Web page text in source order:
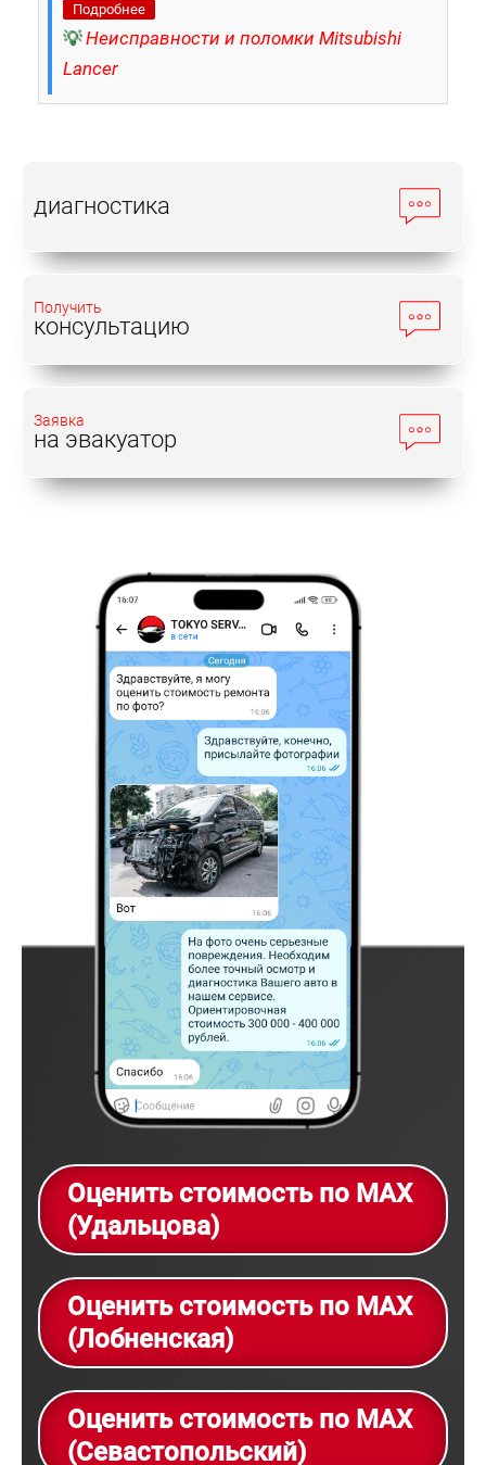
Подробнее
💡 Неисправности и поломки Mitsubishi
Lancer
диагностика
Получить
консультацию
Заявка
на эвакуатор
Оценить стоимость по MAX
(Удальцова)
Оценить стоимость по MAX
(Лобненская)
Оценить стоимость по MAX
(Севастопольский)